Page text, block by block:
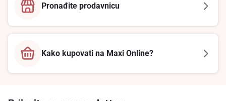
Pronađite prodavnicu
Kako kupovati na Maxi Online?